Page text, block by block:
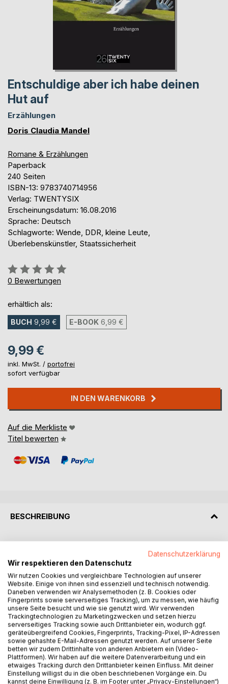
Entschuldige aber ich habe deinen
Hut auf
Erzählungen
Doris Claudia Mandel
Romane & Erzählungen
Paperback
240 Seiten
ISBN-13: 9783740714956
Verlag: TWENTYSIX
Erscheinungsdatum: 16.08.2016
Sprache: Deutsch
Schlagworte: Wende, DDR, kleine Leute,
Überlebenskünstler, Staatssicherheit
Bewertung::
0%
0 Bewertungen
erhältlich als:
BUCH 9,99 € E-BOOK 6,99 €
9,99 €
inkl. MwSt. / portofrei
sofort verfügbar
IN DEN WARENKORB
Auf die Merkliste
Titel bewerten
BESCHREIBUNG
abgeschlossenen Erzählungen unterschiedlicher Länge.
Erzählt werden Geschichten aus der ostdeutschen Vor-
und Nachwendezeit von unspektulären Menschen in
alltäglichen Situationen, die plötzlich außer Kontrolle
geraten. So ist von einem Mann die Rede, der sich
während des politischen Umbruchs seiner Ehefrau heillos
entfremdet und auf der Suche nach der verlorenen
Zuwendung glaubt, einem schweigsamen
Leidensgefährten wiederzubegegnen. Von einem jungen
Paar, das sich auf eine Bootsfahrt über die Havelseen
begibt und eine scheinbare Normalität in der Abnormität
des geteilten Deutschlands lebt. Von einer jungen Lehrerin,
Datenschutzerklärung
Wir respektieren den Datenschutz
Wir nutzen Cookies und vergleichbare Technologien auf unserer
Website. Einige von ihnen sind essenziell und technisch notwendig.
Daneben verwenden wir Analysemethoden (z. B. Cookies oder
Fingerprints sowie serverseitiges Tracking), um zu messen, wie häufig
unsere Seite besucht und wie sie genutzt wird. Wir verwenden
Trackingtechnologien zu Marketingzwecken und setzen hierzu
serverseitiges Tracking sowie auch Drittanbieter ein, wodurch ggf.
geräteübergreifend Cookies, Fingerprints, Tracking-Pixel, IP-Adressen
sowie gehashte E-Mail-Adressen genutzt werden. Auf unserer Seite
betten wir zudem Drittinhalte von anderen Anbietern ein (Video-
Plattformen). Wir haben auf die weitere Datenverarbeitung und ein
etwaiges Tracking durch den Drittanbieter keinen Einfluss. Mit deiner
Einstellung willigst du in die oben beschriebenen Vorgänge ein. Du
kannst deine Einwilligung (z. B. im Footer unter „Privacy-Einstellungen“)